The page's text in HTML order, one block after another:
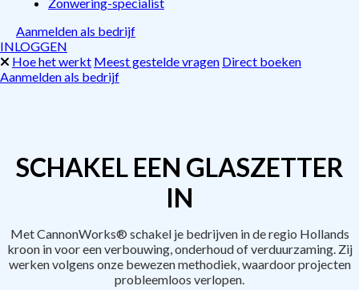
Aanmelden als bedrijf
INLOGGEN
Hoe het werkt Meest gestelde vragen Direct boeken
Aanmelden als bedrijf
SCHAKEL EEN GLASZETTER
IN
Met CannonWorks® schakel je bedrijven in de regio Hollands
kroon in voor een verbouwing, onderhoud of verduurzaming. Zij
werken volgens onze bewezen methodiek, waardoor projecten
probleemloos verlopen.